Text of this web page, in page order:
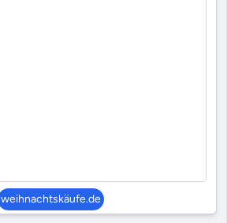
weihnachtskäufe.de